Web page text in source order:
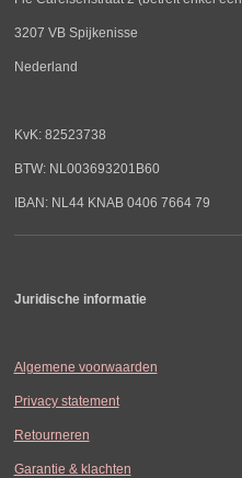
3207 VB Spijkenisse
Nederland
KvK: 82523738
BTW: NL003693201B60
IBAN: NL44 KNAB 0406 7664 79
Juridische informatie
Algemene voorwaarden
Privacy statement
Retourneren
Garantie & klachten